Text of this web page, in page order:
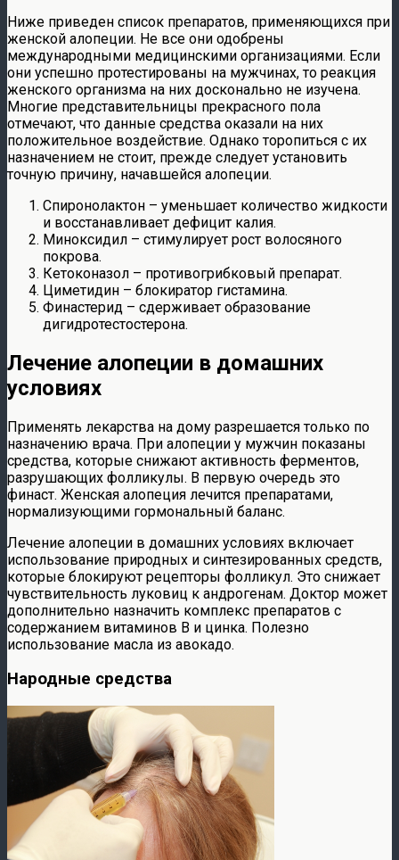
Ниже приведен список препаратов, применяющихся при
женской алопеции. Не все они одобрены
международными медицинскими организациями. Если
они успешно протестированы на мужчинах, то реакция
женского организма на них досконально не изучена.
Многие представительницы прекрасного пола
отмечают, что данные средства оказали на них
положительное воздействие. Однако торопиться с их
назначением не стоит, прежде следует установить
точную причину, начавшейся алопеции.
Спиронолактон – уменьшает количество жидкости
и восстанавливает дефицит калия.
Миноксидил – стимулирует рост волосяного
покрова.
Кетоконазол – противогрибковый препарат.
Циметидин – блокиратор гистамина.
Финастерид – сдерживает образование
дигидротестостерона.
Лечение алопеции в домашних
условиях
Применять лекарства на дому разрешается только по
назначению врача. При алопеции у мужчин показаны
средства, которые снижают активность ферментов,
разрушающих фолликулы. В первую очередь это
финаст. Женская алопеция лечится препаратами,
нормализующими гормональный баланс.
Лечение алопеции в домашних условиях включает
использование природных и синтезированных средств,
которые блокируют рецепторы фолликул. Это снижает
чувствительность луковиц к андрогенам. Доктор может
дополнительно назначить комплекс препаратов с
содержанием витаминов В и цинка. Полезно
использование масла из авокадо.
Народные средства